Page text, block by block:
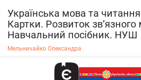
Українська мова та
Картки. Розвиток
Навчальний посібник. НУШ
Мельничайко Олександра